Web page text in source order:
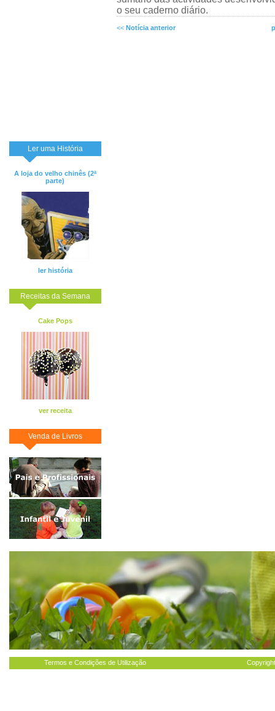
Ler uma História
A loja do velho chinês (2ª
parte)
ler história
Receitas da Semana
Cake Pops
ver receita
Venda de Livros
o seu caderno diário.
<< Notícia anterior
Termos e Condições de Utilização